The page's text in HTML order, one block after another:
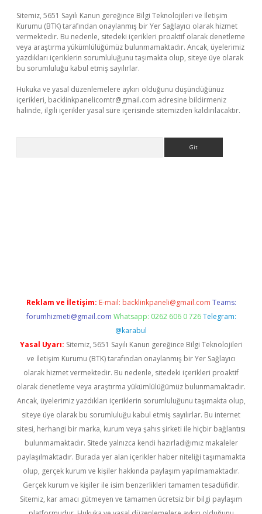
Sitemiz, 5651 Sayılı Kanun gereğince Bilgi Teknolojileri ve İletişim
Kurumu (BTK) tarafından onaylanmış bir Yer Sağlayıcı olarak hizmet
vermektedir. Bu nedenle, sitedeki içerikleri proaktif olarak denetleme
veya araştırma yükümlülüğümüz bulunmamaktadır. Ancak, üyelerimiz
yazdıkları içeriklerin sorumluluğunu taşımakta olup, siteye üye olarak
bu sorumluluğu kabul etmiş sayılırlar.
Hukuka ve yasal düzenlemelere aykırı olduğunu düşündüğünüz
içerikleri, backlinkpanelicomtr@gmail.com adresine bildirmeniz
halinde, ilgili içerikler yasal süre içerisinde sitemizden kaldırılacaktır.
Reklam ve İletişim: E-mail: backlinkpaneli@gmail.com Teams:
forumhizmeti@gmail.com Whatsapp: 0262 606 0 726 Telegram:
@karabul
Yasal Uyarı: Sitemiz, 5651 Sayılı Kanun gereğince Bilgi Teknolojileri
ve İletişim Kurumu (BTK) tarafından onaylanmış bir Yer Sağlayıcı
olarak hizmet vermektedir. Bu nedenle, sitedeki içerikleri proaktif
olarak denetleme veya araştırma yükümlülüğümüz bulunmamaktadır.
Ancak, üyelerimiz yazdıkları içeriklerin sorumluluğunu taşımakta olup,
siteye üye olarak bu sorumluluğu kabul etmiş sayılırlar. Bu internet
sitesi, herhangi bir marka, kurum veya şahıs şirketi ile hiçbir bağlantısı
bulunmamaktadır. Sitede yalnızca kendi hazırladığımız makaleler
paylaşılmaktadır. Burada yer alan içerikler haber niteliği taşımamakta
olup, gerçek kurum ve kişiler hakkında paylaşım yapılmamaktadır.
Gerçek kurum ve kişiler ile isim benzerlikleri tamamen tesadüfidir.
Sitemiz, kar amacı gütmeyen ve tamamen ücretsiz bir bilgi paylaşım